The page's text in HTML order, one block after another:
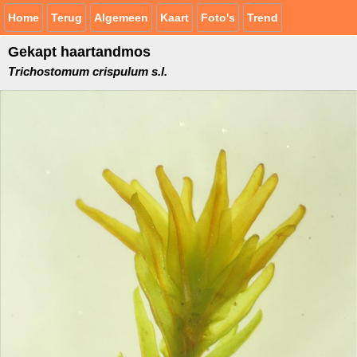
Home Terug Algemeen Kaart Foto's Trend
Gekapt haartandmos
Trichostomum crispulum s.l.